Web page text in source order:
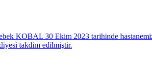
KOBAL 30 Ekim 2023 tarihinde
takdim edilmiştir.